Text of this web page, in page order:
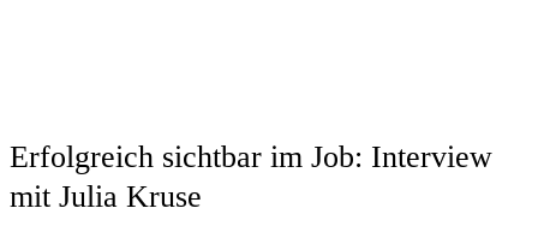
Erfolgreich sichtbar im Job: Interview
mit Julia Kruse